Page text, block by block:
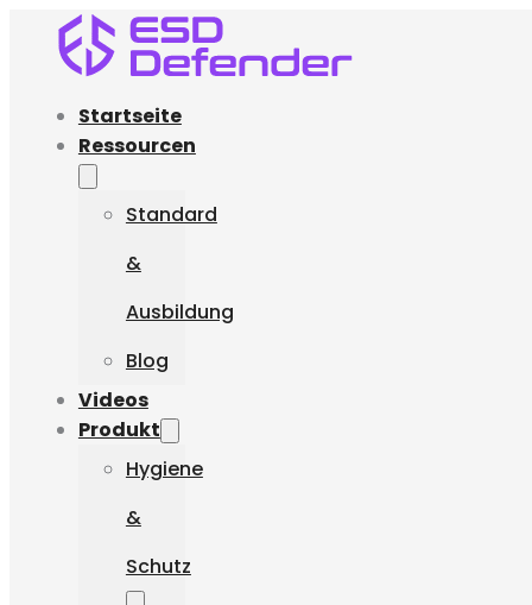
Startseite
Ressourcen
Standard
&
Ausbildung
Blog
Videos
Produkt
Hygiene
&
Schutz